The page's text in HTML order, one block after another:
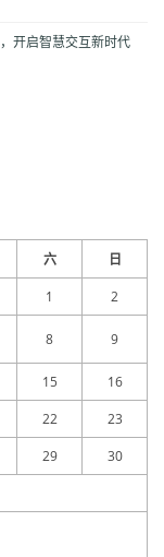
开启智慧交互新时代
六 日
1 2
8 9
15
16
22
23
29
30